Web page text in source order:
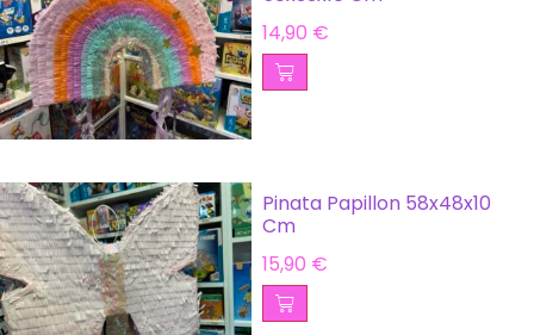
14,90 €
Pinata Papillon 58x48x10
Cm
15,90 €